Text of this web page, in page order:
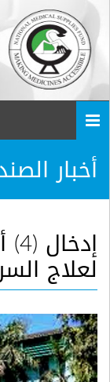
أخبار
لعلاج